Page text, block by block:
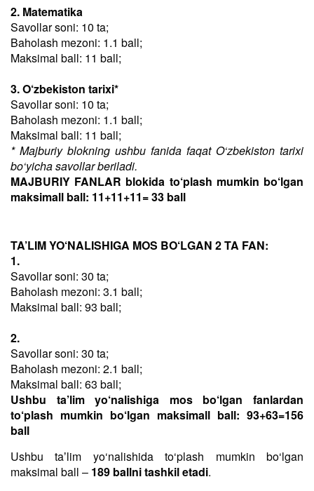
2. Matematika
Savollar soni: 10 ta;
Baholash mezoni: 1.1 ball;
Maksimal ball: 11 ball;
3. O‘zbekiston tarixi*
Savollar soni: 10 ta;
Baholash mezoni: 1.1 ball;
Maksimal ball: 11 ball;
* Majburiy blokning ushbu fanida faqat O‘zbekiston tarixi
bo‘yicha savollar beriladi.
MAJBURIY FANLAR blokida to‘plash mumkin bo‘lgan
maksimall ball: 11+11+11= 33 ball
TA’LIM YO‘NALISHIGA MOS BO‘LGAN 2 TA FAN:
1.
Savollar soni: 30 ta;
Baholash mezoni: 3.1 ball;
Maksimal ball: 93 ball;
2.
Savollar soni: 30 ta;
Baholash mezoni: 2.1 ball;
Maksimal ball: 63 ball;
Ushbu ta’lim yo‘nalishiga mos bo‘lgan fanlardan
to‘plash mumkin bo‘lgan maksimall ball: 93+63=156
ball
Ushbu taʼlim yo‘nalishida to‘plash mumkin bo‘lgan
maksimal ball – 189 ballni tashkil etadi.